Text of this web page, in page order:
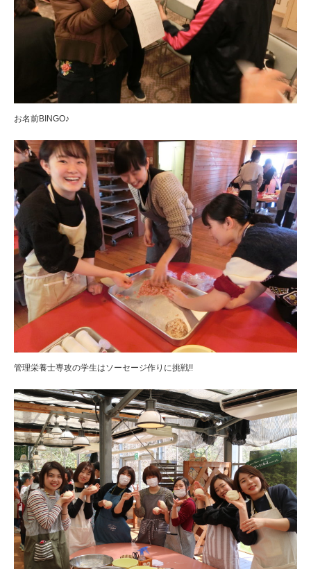
お名前BINGO♪
管理栄養士専攻の学生はソーセージ作りに挑戦!!